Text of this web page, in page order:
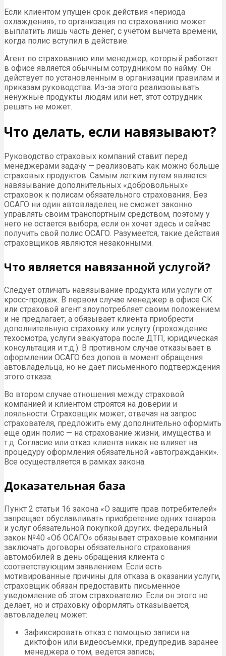
Если клиентом упущен срок действия «периода
охлаждения», то организация по страхованию может
выплатить лишь часть денег, с учётом вычета времени,
когда полис вступил в действие.
Агент по страхованию или менеджер, который работает
в офисе является обычным сотрудником по найму. Он
действует по установленным в организации правилам и
приказам руководства. Из-за этого реализовывать
ненужные продукты людям или нет, этот сотрудник
решать не может.
Что делать, если навязывают?
Руководство страховых компаний ставит перед
менеджерами задачу — реализовать как можно больше
страховых продуктов. Самым легким путем является
навязывание дополнительных «добровольных»
страховок к полисам обязательного страхования. Без
ОСАГО ни один автовладелец не сможет законно
управлять своим транспортным средством, поэтому у
него не остается выбора, если он хочет здесь и сейчас
получить свой полис ОСАГО. Разумеется, такие действия
страховщиков являются незаконными.
Что является навязанной услугой?
Следует отличать навязывание продукта или услуги от
кросс-продаж. В первом случае менеджер в офисе СК
или страховой агент злоупотребляет своим положением
и не предлагает, а обязывает клиента приобрести
дополнительную страховку или услугу (прохождение
техосмотра, услуги эвакуатора после ДТП, юридическая
консультация и т.д.). В противном случае отказывает в
оформлении ОСАГО без допов в момент обращения
автовладельца, но не дает письменного подтверждения
этого отказа.
Во втором случае отношения между страховой
компанией и клиентом строятся на доверии и
лояльности. Страховщик может, отвечая на запрос
страхователя, предложить ему дополнительно оформить
еще один полис — на страхование жизни, имущества и
т.д. Согласие или отказ клиента никак не влияет на
процедуру оформления обязательной «автогражданки».
Все осуществляется в рамках закона.
Доказательная база
Пункт 2 статьи 16 закона «О защите прав потребителей»
запрещает обуславливать приобретение одних товаров
и услуг обязательной покупкой других. Федеральный
закон №40 «Об ОСАГО» обязывает страховые компании
заключать договоры обязательного страхования
автомобилей в день обращения клиента с
соответствующим заявлением. Если есть
мотивированные причины для отказа в оказании услуги,
страховщик обязан предоставить письменное
уведомление об этом страхователю. Если он этого не
делает, но и страховку оформлять отказывается,
автовладелец может:
Зафиксировать отказ с помощью записи на
диктофон или видеосъемки, предупредив заранее
менеджера о том, ведется запись;